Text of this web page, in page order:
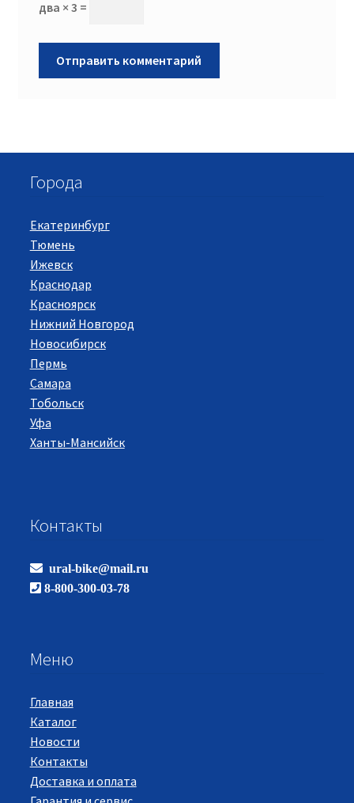
два × 3 =
Города
Екатеринбург
Тюмень
Ижевск
Краснодар
Красноярск
Нижний Новгород
Новосибирск
Пермь
Самара
Тобольск
Уфа
Ханты-Мансийск
Контакты
ural-bike@mail.ru
8-800-300-03-78
Меню
Главная
Каталог
Новости
Контакты
Доставка и оплата